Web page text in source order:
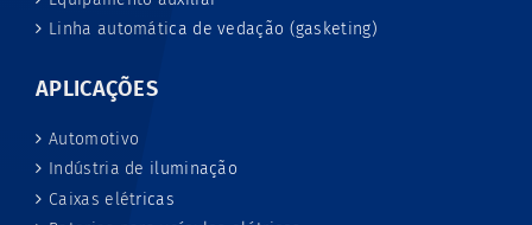
Linha automática de vedação (gasketing)
APLICAÇÕES
Automotivo
Indústria de iluminação
Caixas elétricas